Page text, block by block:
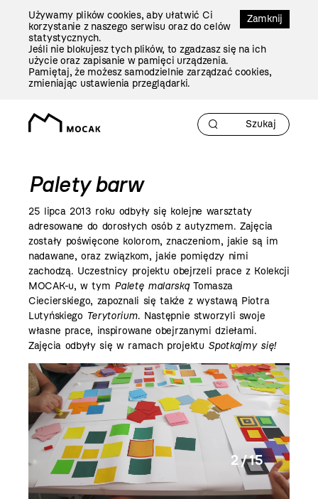
Zamknij
Używamy plików cookies, aby ułatwić Ci
korzystanie z naszego serwisu oraz do celów
statystycznych.
Jeśli nie blokujesz tych plików, to zgadzasz się na ich
użycie oraz zapisanie w pamięci urządzenia.
Pamiętaj, że możesz samodzielnie zarządzać cookies,
zmieniając ustawienia przeglądarki.
Palety barw
25 lipca 2013 roku odbyły się kolejne warsztaty
adresowane do dorosłych osób z autyzmem. Zajęcia
zostały poświęcone kolorom, znaczeniom, jakie są im
nadawane, oraz związkom, jakie pomiędzy nimi
zachodzą. Uczestnicy projektu obejrzeli prace z Kolekcji
MOCAK-u, w tym Paletę malarskąTomasza
Ciecierskiego, zapoznali się także z wystawą Piotra
Lutyńskiego Terytorium. Następnie stworzyli swoje
własne prace, inspirowane obejrzanymi dziełami.
Zajęcia odbyły się w ramach projektu Spotkajmy się!
2 / 15